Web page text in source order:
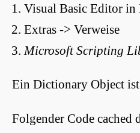
Visual Basic Editor in
Extras -> Verweise
Microsoft Scripting
Ein Dictionary Object
Folgender Code cached